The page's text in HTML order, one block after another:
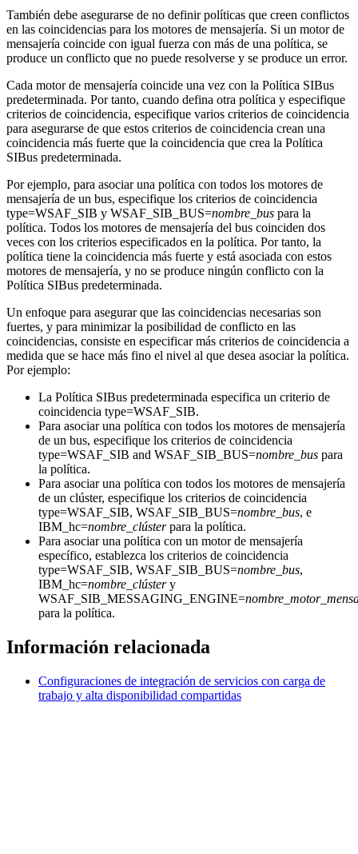
También debe asegurarse de no definir políticas que creen conflictos
en las coincidencias para los motores de mensajería. Si un motor de
mensajería coincide con igual fuerza con más de una política, se
produce un conflicto que no puede resolverse y se produce un error.
Cada motor de mensajería coincide una vez con la Política SIBus
predeterminada. Por tanto, cuando defina otra política y especifique
criterios de coincidencia, especifique varios criterios de coincidencia
para asegurarse de que estos criterios de coincidencia crean una
coincidencia más fuerte que la coincidencia que crea la Política
SIBus predeterminada.
Por ejemplo, para asociar una política con todos los motores de
mensajería de un bus, especifique los criterios de coincidencia
type=WSAF_SIB y WSAF_SIB_BUS=nombre_bus para la
política. Todos los motores de mensajería del bus coinciden dos
veces con los criterios especificados en la política. Por tanto, la
política tiene la coincidencia más fuerte y está asociada con estos
motores de mensajería, y no se produce ningún conflicto con la
Política SIBus predeterminada.
Un enfoque para asegurar que las coincidencias necesarias son
fuertes, y para minimizar la posibilidad de conflicto en las
coincidencias, consiste en especificar más criterios de coincidencia a
medida que se hace más fino el nivel al que desea asociar la política.
Por ejemplo:
La Política SIBus predeterminada especifica un criterio de
coincidencia type=WSAF_SIB.
Para asociar una política con todos los motores de mensajería
de un bus, especifique los criterios de coincidencia
type=WSAF_SIB and WSAF_SIB_BUS=nombre_bus para
la política.
Para asociar una política con todos los motores de mensajería
de un clúster, especifique los criterios de coincidencia
type=WSAF_SIB, WSAF_SIB_BUS=nombre_bus, e
IBM_hc=nombre_clústerpara la política.
Para asociar una política con un motor de mensajería
específico, establezca los criterios de coincidencia
type=WSAF_SIB, WSAF_SIB_BUS=nombre_bus,
IBM_hc=nombre_clústery
WSAF_SIB_MESSAGING_ENGINE=
para la política.
Información relacionada
Configuraciones de integración de servicios con carga de
trabajo y alta disponibilidad compartidas